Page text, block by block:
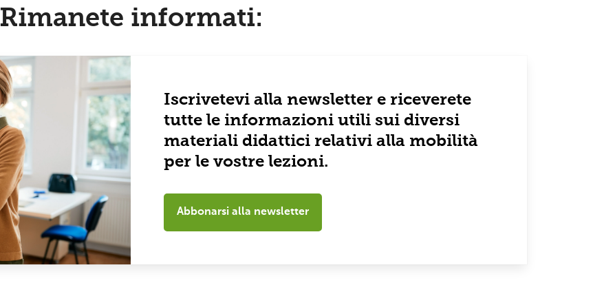
Rimanete informati:
Iscrivetevi alla newsletter e riceverete
tutte le informazioni utili sui diversi
materiali didattici relativi alla mobilità
per le vostre lezioni.
Abbonarsi alla newsletter